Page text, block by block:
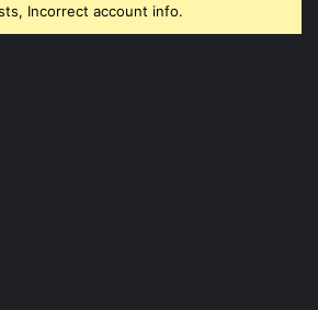
Incorrect account info.